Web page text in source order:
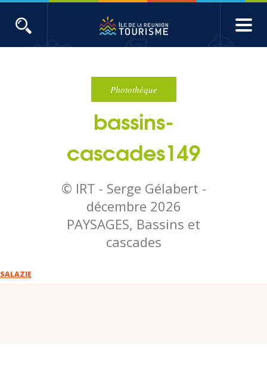
navigation
ACTUALITÉS
Produits touristiques
Etudes et indicateurs
Voyages de presse
Toute l'actualité
Photothèque
bassins-
cascades149
© IRT - Serge Gélabert -
décembre 2026
PAYSAGES, Bassins et
cascades
SALAZIE